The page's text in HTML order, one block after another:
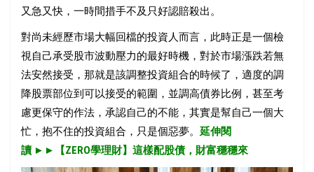
又急又快，一時間措手不及只好認賠殺出。
對尚未經歷市場大幅回檔的投資人而言，此時正是一個檢
視自己承受股市波動壓力的最好時機，對於市場漲跌若無
法安然接受，那就是該調整投資組合的時候了，適度的調
降股票部位到可以接受的範圍，並調高債券比例，甚至考
慮更保守的作法，承認自己的不能，其實是幫自己一個大
忙，抱不住的投資組合，只是個惡夢。 延伸閱
讀 ► ► 【ZERO學理財】這樣配股債，財富穩穩來